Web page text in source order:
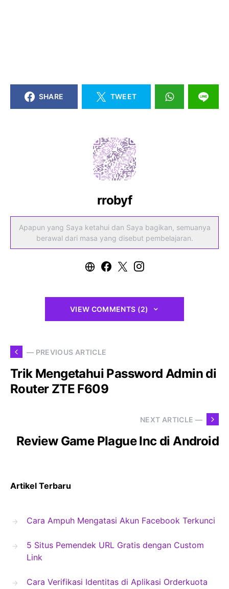
SHARE TWEET
rrobyf
Apapun yang Saya ketahui dan Saya bagikan, semuanya
berawal dari masa yang disebut pembelajaran.
VIEW COMMENTS (2)
— PREVIOUS ARTICLE
Trik Mengetahui Password Admin di
Router ZTE F609
NEXT ARTICLE —
Review Game Plague Inc di Android
Artikel Terbaru
Cara Ampuh Mengatasi Akun Facebook Terkunci
5 Situs Pemendek URL Gratis dengan Custom
Link
Cara Verifikasi Identitas di Aplikasi Orderkuota